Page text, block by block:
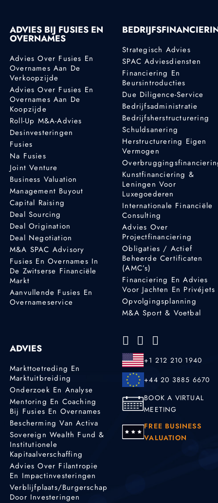
ADVIES BIJ FUSIES EN
OVERNAMES
Advies Over Fusies En
Overnames Aan De
Verkoopzijde
Advies Over Fusies En
Overnames Aan De
Koopzijde
Roll-Up M&A-Advies
Desinvesteringen
Fusies
Na Fusies
Joint Venture
Business Valuation
Management Buyout
Capital Raising
Deal Sourcing
Deal Origination
Deal Negotiation
M&A SPAC Advisory
Fusies En Overnames In
De Zwitserse Financiële
Markt
Aanvullende Fusies En
Overnameservice
Strategisch Advies
SPAC Adviesdiensten
Financiering En
Beursintroducties
Due Diligence-Service
Bedrijfsadministratie
Bedrijfsherstructurering
Schuldsanering
Herstructurering Eigen
Vermogen
Kunstfinanciering &
Leningen Voor
Luxegoederen
Internationale Financiële
Consulting
Advies Over
Projectfinanciering
Obligaties / Actief
Beheerde Certificaten
(AMC’s)
Financiering En Advies
Voor Jachten En Privéjets
Opvolgingsplanning
M&A Sport & Voetbal
ADVIES
Markttoetreding En
Marktuitbreiding
Onderzoek En Analyse
Mentoring En Coaching
Bij Fusies En Overnames
Bescherming Van Activa
Sovereign Wealth Fund &
Institutionele
Kapitaalverschaffing
Advies Over Filantropie
En Impactinvesteringen
Verblijfplaats/burgerschap
Door Investeringen
+1 212 210 1940
+44 20 3885 6670
BOOK A VIRTUAL
MEETING
FREE BUSINESS
VALUATION